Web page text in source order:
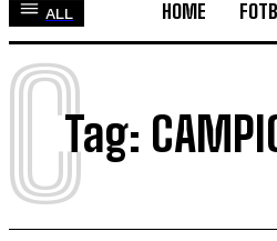
ALL HOME
Tag:
C